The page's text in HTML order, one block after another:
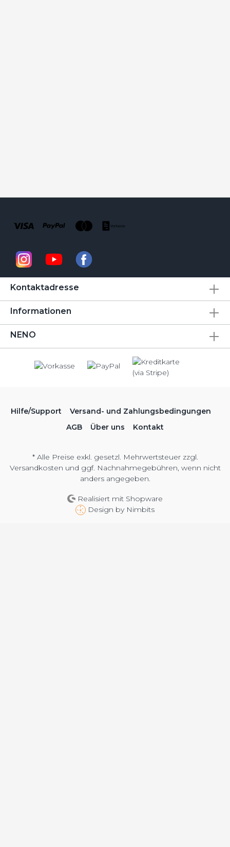
Kontaktadresse
Informationen
NENO
Hilfe/Support
Versand- und Zahlungsbedingungen
AGB
Über uns Kontakt
* Alle Preise exkl. gesetzl. Mehrwertsteuer zzgl.
Versandkosten und ggf. Nachnahmegebühren, wenn nicht
anders angegeben.
Realisiert mit Shopware
Design by Nimbits